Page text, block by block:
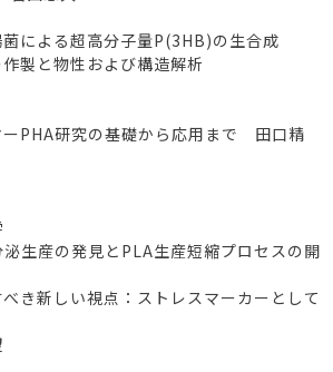
による超高分子量P(3HB)の生合成
製と物性および構造解析
PHA研究の基礎から応用まで 田口精
生産の発見とPLA生産短縮プロセスの開
き新しい視点：ストレスマーカーとして